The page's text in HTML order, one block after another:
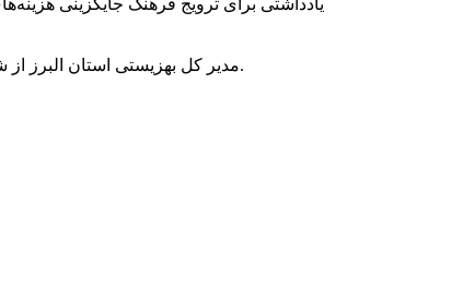
مدیر کل بهزیستی استان البرز از شناسایی ۲ هزار و ۴۰۰ کودک دارای اختلالات بینایی در این استان خبر داد.